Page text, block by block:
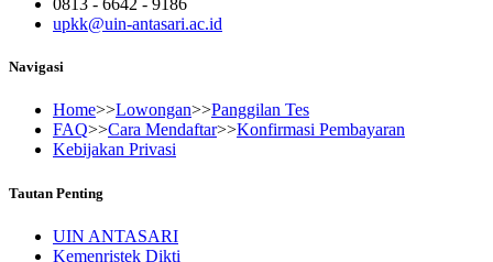
0813 - 6642 - 9186
upkk@uin-antasari.ac.id
Navigasi
Home>>Lowongan>>Panggilan Tes
FAQ>>Cara Mendaftar>>Konfirmasi Pembayaran
Kebijakan Privasi
Tautan Penting
UIN ANTASARI
Kemenristek Dikti